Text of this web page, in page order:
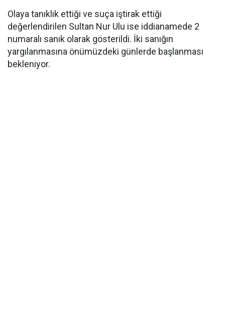
Olaya tanıklık ettiği ve suça iştirak ettiği
değerlendirilen Sultan Nur Ulu ise iddianamede 2
numaralı sanık olarak gösterildi. İki sanığın
yargılanmasına önümüzdeki günlerde başlanması
bekleniyor.